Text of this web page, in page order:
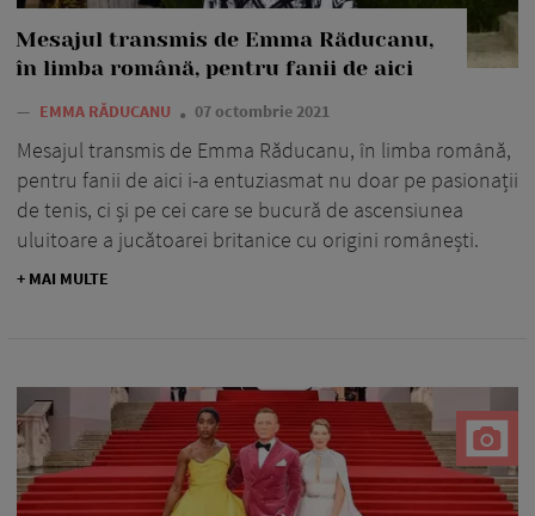
Mesajul transmis de Emma Răducanu,
în limba română, pentru fanii de aici
— EMMA RĂDUCANU 07 octombrie 2021
Mesajul transmis de Emma Răducanu, în limba română,
pentru fanii de aici i-a entuziasmat nu doar pe pasionații
de tenis, ci și pe cei care se bucură de ascensiunea
uluitoare a jucătoarei britanice cu origini românești.
+ MAI MULTE